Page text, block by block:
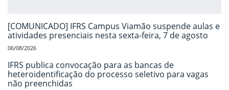
[COMUNICADO] IFRS Campus Viamão suspende aulas e
atividades presenciais nesta sexta-feira, 7 de agosto
06/08/2026
IFRS publica convocação para as bancas de
heteroidentificação do processo seletivo para vagas
não preenchidas